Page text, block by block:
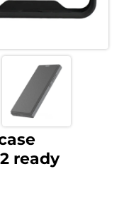
ready